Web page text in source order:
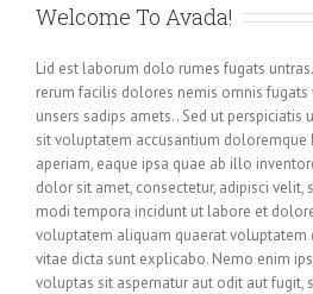
Welcome To Avada!
Lid est laborum dolo rumes fugats
rerum facilis dolores nemis omnis
unsers sadips amets.. Sed ut perspiciatis
sit voluptatem accusantium doloremque
aperiam, eaque ipsa quae ab illo
dolor sit amet, consectetur, adipisci velit,
modi tempora incidunt ut labore et
voluptatem aliquam quaerat voluptatem
vitae dicta sunt explicabo. Nemo enim
voluptas sit aspernatur aut odit aut fugit,